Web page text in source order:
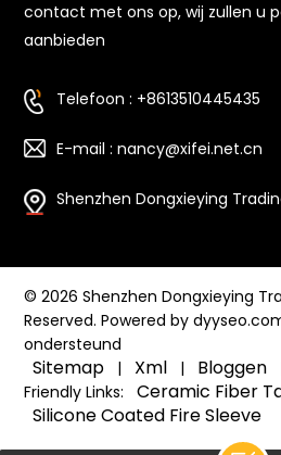
contact met ons op, wij zullen u
aanbieden
Telefoon : +8613510445435
E-mail : nancy@xifei.net.cn
Shenzhen Dongxieying
© 2026 Shenzhen Dongxieying
Reserved. Powered by
ondersteund
Sitemap | Xml | Bloggen
Friendly Links: Ceramic Fiber
Silicone Coated Fire Sleeve